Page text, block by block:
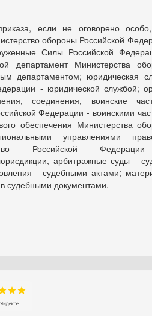
если не оговорено
обороны Российской
Силы Российской
департамент Министерства
департаментом; юридическая
- юридической службой;
соединения, воинские
Федерации - воинскими
обеспечения Министерства
управлениями
Российской
арбитражные суды -
- судебными актами;
судебными документами.